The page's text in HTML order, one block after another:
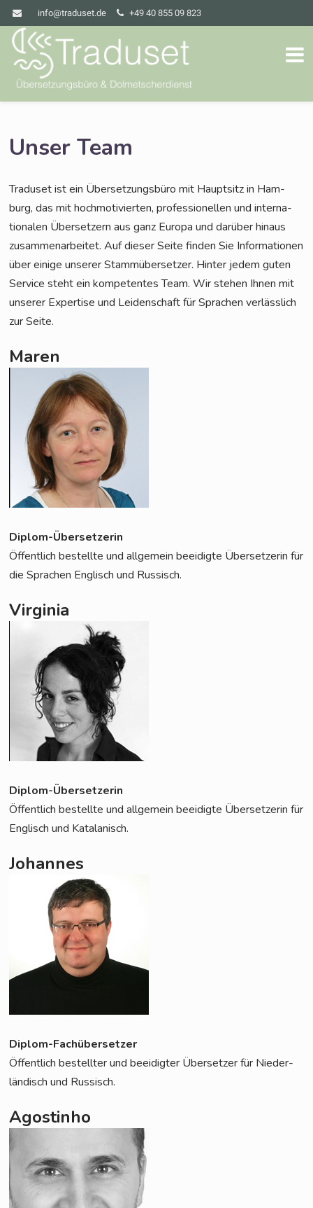
info@traduset.de +49 40 855 09 823
Unser Team
Tra­du­set ist ein Über­set­zungs­bü­ro mit Haupt­sitz in Ham­
burg, das mit hoch­mo­ti­vier­ten, pro­fes­sio­nel­len und inter­na­
tio­na­len Über­set­zern aus ganz Euro­pa und dar­über hin­aus
zusam­men­ar­bei­tet. Auf die­ser Sei­te fin­den Sie Infor­ma­tio­nen
über eini­ge unse­rer Stamm­über­set­zer. Hin­ter jedem guten
Ser­vice steht ein kom­pe­ten­tes Team. Wir ste­hen Ihnen mit
unse­rer Exper­ti­se und Lei­den­schaft für Spra­chen ver­läss­lich
zur Seite.
Maren
Diplom-Über­set­ze­rin
Öffent­lich bestell­te und all­ge­mein beei­dig­te Über­set­ze­rin für
die Spra­chen Eng­lisch und Russisch.
Virginia
Diplom-Über­set­ze­rin
Öffent­lich bestell­te und all­ge­mein beei­dig­te Über­set­ze­rin für
Eng­lisch und Katalanisch.
Johannes
Diplom-Fach­über­set­zer
Öffent­lich bestell­ter und beei­dig­ter Über­set­zer für Nie­der­
län­disch und Russisch.
Agostinho